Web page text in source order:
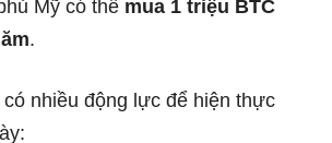
Mỹ có thể mua 1 triệu BTC
.
có nhiều động lực để hiện thực